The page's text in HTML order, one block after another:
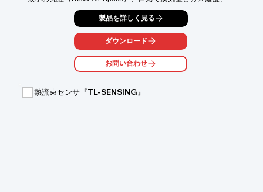
気圧（高度）を同時に測り、iOS、Androidでモニター、保存、転
このため呼気を分析器までサンプリングする遅延もなく、呼吸の
深さに影響されない理想的なブレスバイブレス方式となっており
【特長】
製品を詳しく見る
ダウンロード
お問い合わせ
熱流束センサ『TL-SENSING』